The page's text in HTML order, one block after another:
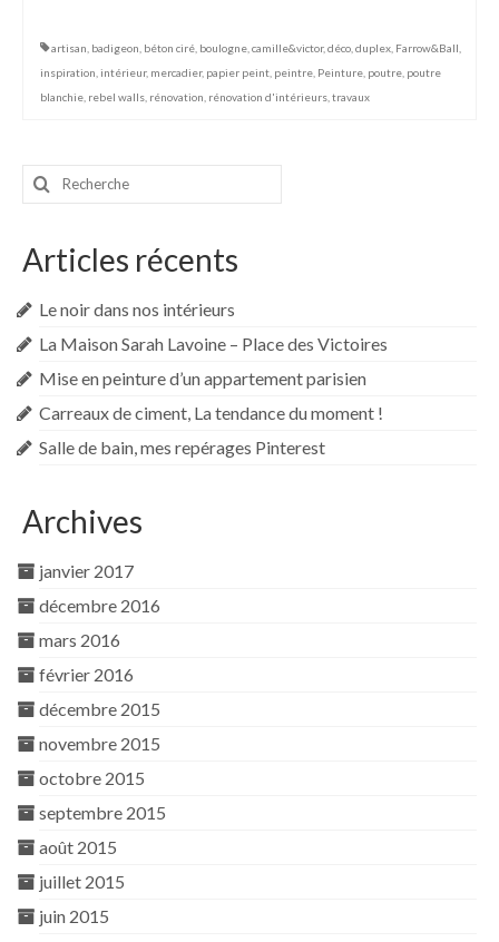
artisan badigeon béton ciré boulogne camille&victor, déco duplex Farrow&Ball
inspiration intérieur, mercadier, papier peint peintre Peinture poutre poutre
blanchie rebel walls rénovation rénovation d'intérieurs travaux
Rechercher
Articles récents
Le noir dans nos intérieurs
La Maison Sarah Lavoine – Place des Victoires
Mise en peinture d’un appartement parisien
Carreaux de ciment, La tendance du moment !
Salle de bain, mes repérages Pinterest
Archives
janvier 2017
décembre 2016
mars 2016
février 2016
décembre 2015
novembre 2015
octobre 2015
septembre 2015
août 2015
juillet 2015
juin 2015